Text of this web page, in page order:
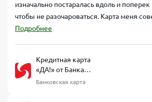
изначально постаралась вдоль и поперек
чтобы не разочароваться. Карта меня
Подробнее
Кредитная карта
«ДА!» от Банка
Синара
Банковская карта